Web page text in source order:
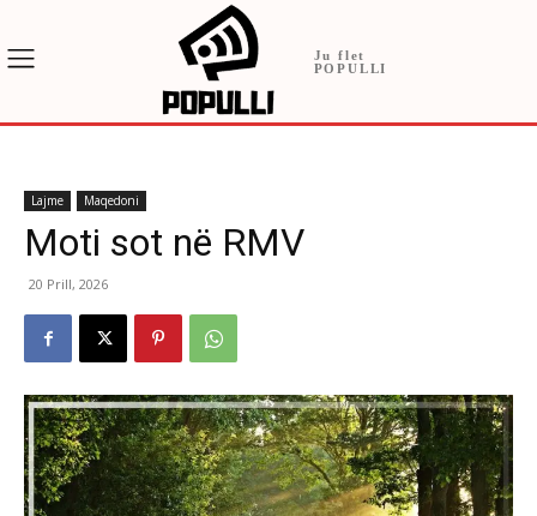
Ju flet
POPULLI
Lajme Maqedoni
Moti sot në RMV
20 Prill, 2026